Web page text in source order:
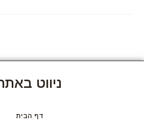
ניווט באתר
דף הבית